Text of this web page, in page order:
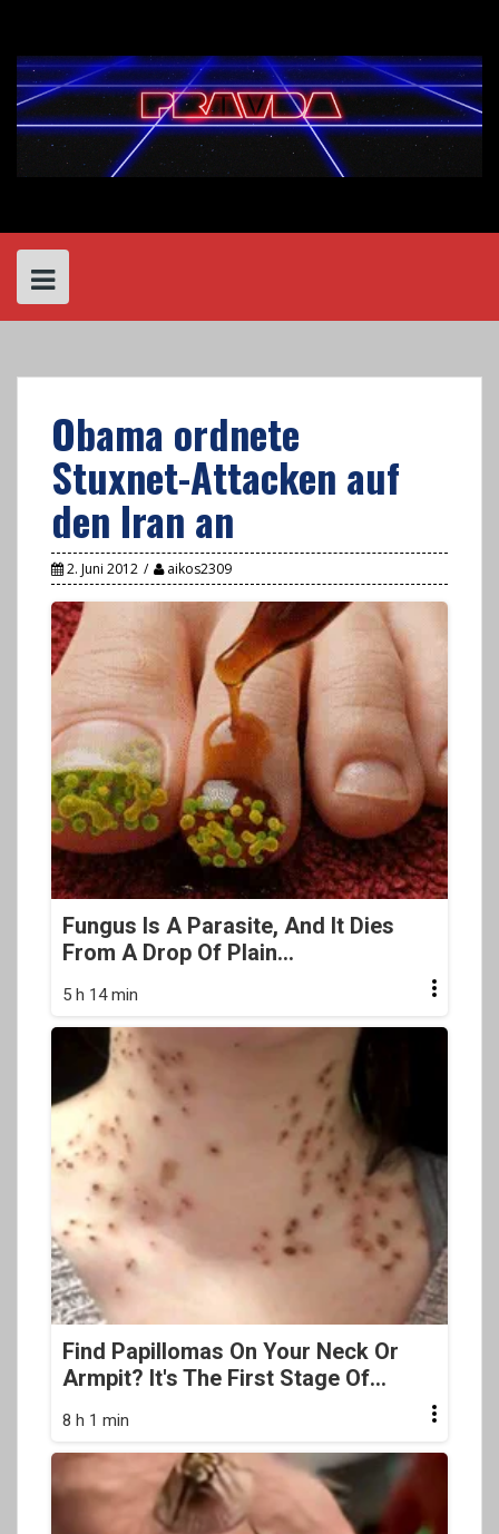
content
Obama ordnete
Stuxnet-Attacken auf
den Iran an
2. Juni 2012 aikos2309
Fungus Is A Parasite, And It Dies
From A Drop Of Plain...
5 h 14 min
Find Papillomas On Your Neck Or
Armpit? It's The First Stage Of...
8 h 1 min